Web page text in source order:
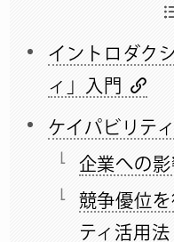
イントロダク
ィ」入門
ケイパビリテ
企業への影
競争優位
ティ活用法